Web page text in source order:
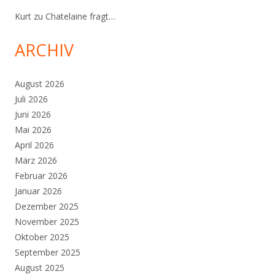
Kurt zu Chatelaine fragt…
ARCHIV
August 2026
Juli 2026
Juni 2026
Mai 2026
April 2026
März 2026
Februar 2026
Januar 2026
Dezember 2025
November 2025
Oktober 2025
September 2025
August 2025